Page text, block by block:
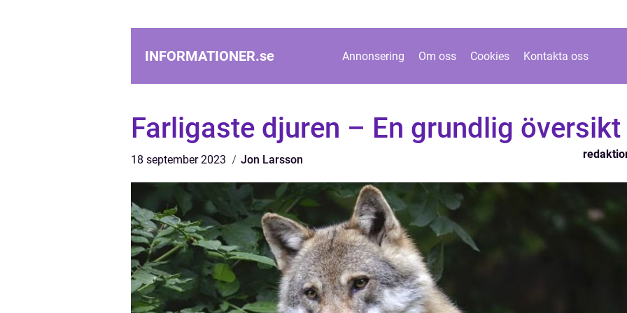
INFORMATIONER.se Annonsering Om oss Cookies Kontakta oss
Farligaste djuren – En grundlig översikt
18 september 2023 Jon Larsson